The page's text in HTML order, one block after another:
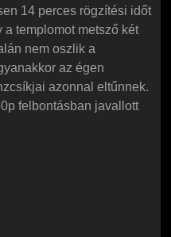
14 perces rögzítési időt
templomot metsző két
nem oszlik a
az égen
azonnal eltűnnek.
felbontásban javallott